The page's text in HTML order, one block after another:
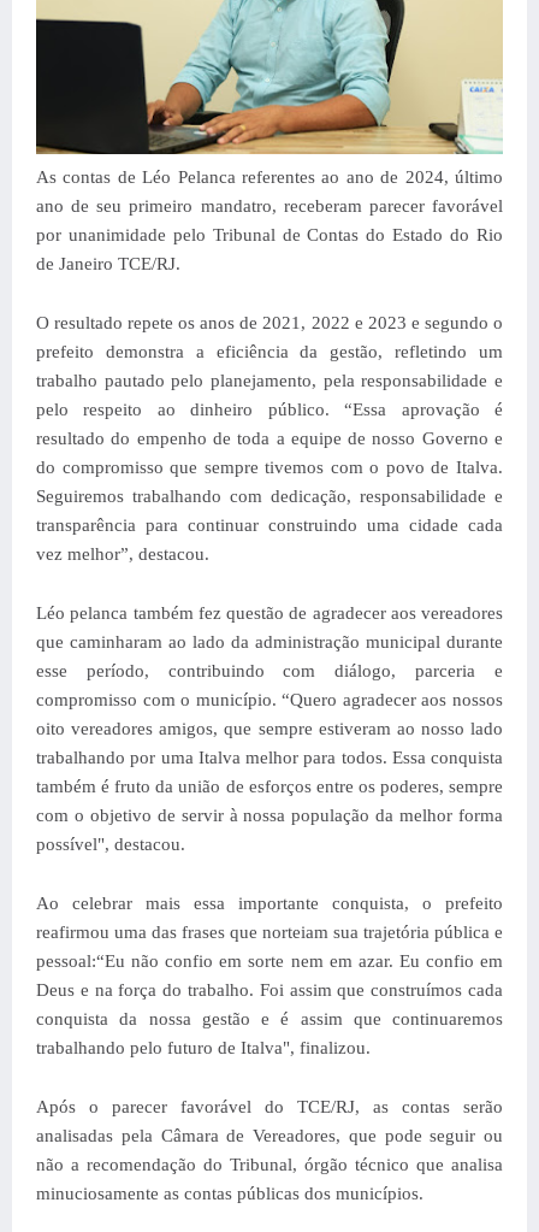
As contas de Léo Pelanca referentes ao ano de 2024, último
ano de seu primeiro mandatro, receberam parecer favorável
por unanimidade pelo Tribunal de Contas do Estado do Rio
de Janeiro TCE/RJ.
O resultado repete os anos de 2021, 2022 e 2023 e segundo o
prefeito demonstra a eficiência da gestão, refletindo um
trabalho pautado pelo planejamento, pela responsabilidade e
pelo respeito ao dinheiro público. “Essa aprovação é
resultado do empenho de toda a equipe de nosso Governo e
do compromisso que sempre tivemos com o povo de Italva.
Seguiremos trabalhando com dedicação, responsabilidade e
transparência para continuar construindo uma cidade cada
vez melhor”, destacou.
Léo pelanca também fez questão de agradecer aos vereadores
que caminharam ao lado da administração municipal durante
esse período, contribuindo com diálogo, parceria e
compromisso com o município. “Quero agradecer aos nossos
oito vereadores amigos, que sempre estiveram ao nosso lado
trabalhando por uma Italva melhor para todos. Essa conquista
também é fruto da união de esforços entre os poderes, sempre
com o objetivo de servir à nossa população da melhor forma
possível", destacou.
Ao celebrar mais essa importante conquista, o prefeito
reafirmou uma das frases que norteiam sua trajetória pública e
pessoal:“Eu não confio em sorte nem em azar. Eu confio em
Deus e na força do trabalho. Foi assim que construímos cada
conquista da nossa gestão e é assim que continuaremos
trabalhando pelo futuro de Italva", finalizou.
Após o parecer favorável do TCE/RJ, as contas serão
analisadas pela Câmara de Vereadores, que pode seguir ou
não a recomendação do Tribunal, órgão técnico que analisa
minuciosamente as contas públicas dos municípios.